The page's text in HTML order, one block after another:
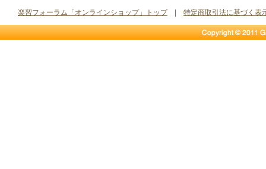
楽習フォーラム「オンラインショップ」トップ| 特定商取引法に基づく表